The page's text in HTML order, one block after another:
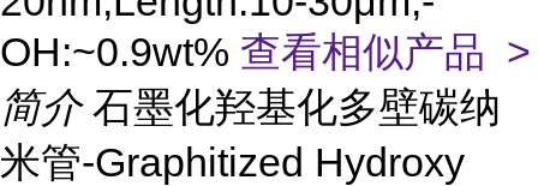
OH:~0.9wt% 查看相似产品 >
简介 石墨化羟基化多壁碳纳
米管-Graphitized Hydroxy